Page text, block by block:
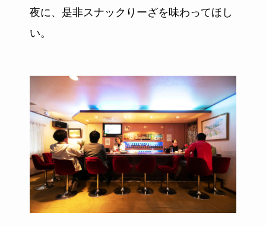
夜に、是非スナックりーざを味わってほし
い。